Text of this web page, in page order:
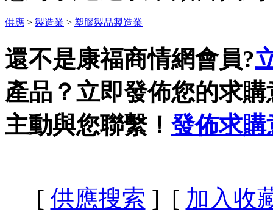
供應 > 製造業 > 塑膠製品製造業
還不是康福商情網會員?
產品？立即發佈您的求
主動與您聯繫！ 發佈求購
[ 供應搜索 ] [ 加入收